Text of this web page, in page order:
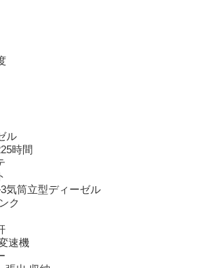
ル
時間
気筒立型ディーゼル
ク
速機